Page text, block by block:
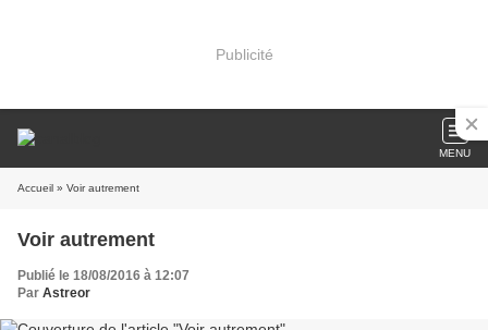
Publicité
MENU
Accueil » Voir autrement
Voir autrement
Publié le 18/08/2016 à 12:07
Par Astreor